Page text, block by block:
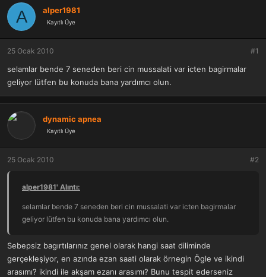
u
y
u
b
a
l
a
a
n
a
g
ı
a
r
h
A alper1981
Kayıtlı Üye
25 Ocak 2010 #1
selamlar bende 7 seneden beri cin mussalati var icten bagirmalar
geliyor lütfen bu konuda bana yardımcı olun.
dynamic apnea
Kayıtlı Üye
25 Ocak 2010 #2
alper1981' Alıntı:
selamlar bende 7 seneden beri cin mussalati var icten bagirmalar
geliyor lütfen bu konuda bana yardımcı olun.
Sebepsiz bagırtılarınız genel olarak hangi saat diliminde
gerçekleşiyor, en azında ezan saati olarak örnegin Ögle ve ikindi
arasımı? ikindi ile akşam ezanı arasımı? Bunu tespit ederseniz